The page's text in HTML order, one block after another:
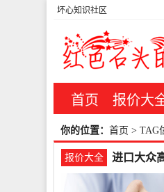
坏心知识社区
首页 报价大
你的位置： 首页 > TAG
报价大全 进口大众